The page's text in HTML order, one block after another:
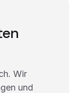
Wir
und